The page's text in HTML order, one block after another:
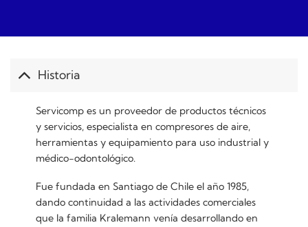
Historia
Servicomp es un proveedor de productos técnicos
y servicios, especialista en compresores de aire,
herramientas y equipamiento para uso industrial y
médico-odontológico.
Fue fundada en Santiago de Chile el año 1985,
dando continuidad a las actividades comerciales
que la familia Kralemann venía desarrollando en